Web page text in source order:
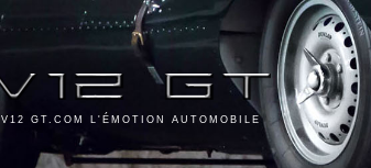
V12 GT.COM L'ÉMOTION AUTOMOBILE